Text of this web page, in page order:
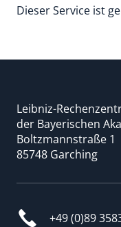
Dieser Service ist
Leibniz-
der Bayerischen
Boltzmannstraße 1
85748 Garching
+49 (0)89